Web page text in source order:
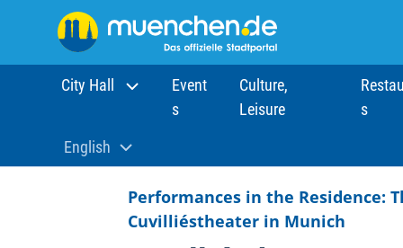
City Hall
Event
s
Culture,
Leisure
s
Aktuelle Sprache:
English
Performances in the Residence:
Cuvilliéstheater in Munich